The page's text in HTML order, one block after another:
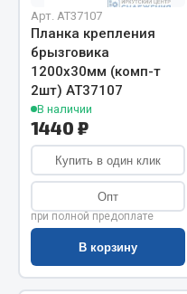
Цепи подъёмные
Весь раздел
РТИ
Кольца уплотнительные
Лента конвейерная
Манжеты
Арт. AT37107
Планка крепления
брызговика
1200х30мм (комп-т
2шт) АТ37107
В наличии
1440 ₽
Купить в один клик
Опт
при полной предоплате
В корзину